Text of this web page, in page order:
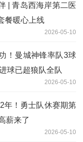
| 青岛西海岸第二医
餐暖心上线
2026-05-10
！曼城神锋率队3球
球已超狼队全队
2026-05-10
年！勇士队休赛期第
薪来了
2026-05-10